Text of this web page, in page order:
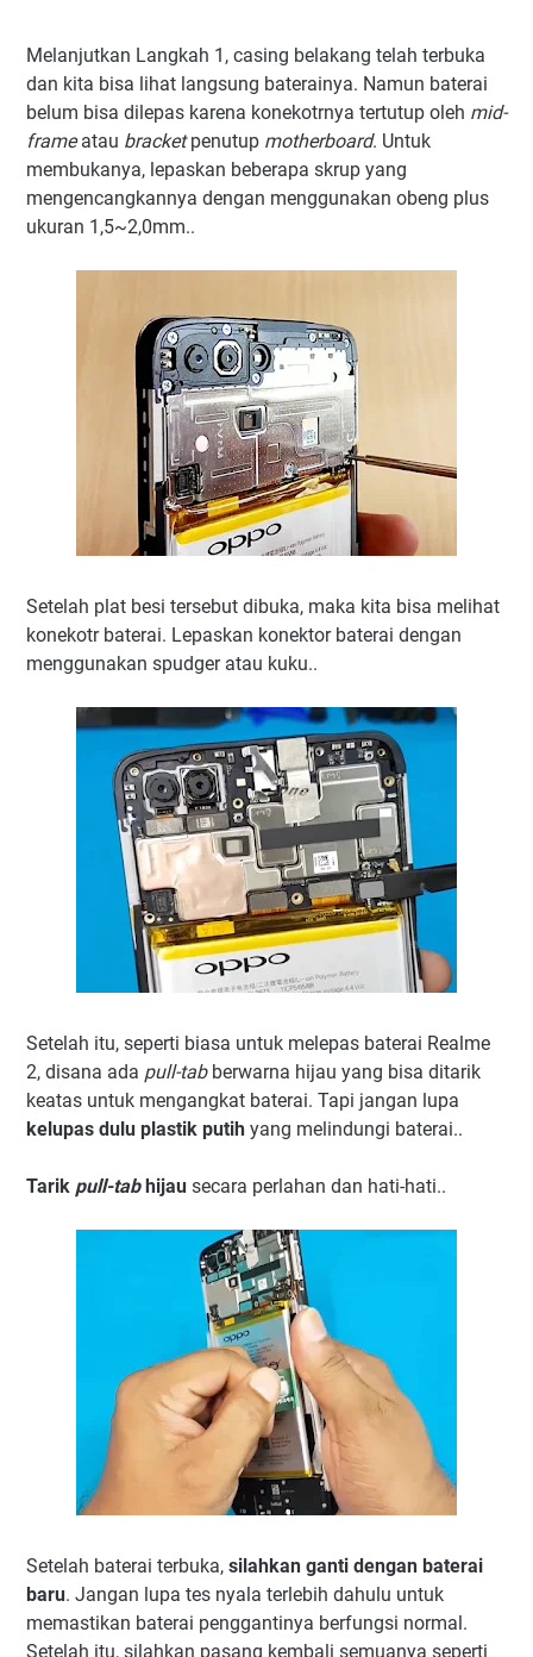
Melanjutkan Langkah 1, casing belakang telah terbuka
dan kita bisa lihat langsung baterainya. Namun baterai
belum bisa dilepas karena konekotrnya tertutup oleh mid-
frameatau bracketpenutup motherboard. Untuk
membukanya, lepaskan beberapa skrup yang
mengencangkannya dengan menggunakan obeng plus
ukuran 1,5~2,0mm..
Setelah plat besi tersebut dibuka, maka kita bisa melihat
konekotr baterai. Lepaskan konektor baterai dengan
menggunakan spudger atau kuku..
Setelah itu, seperti biasa untuk melepas baterai Realme
2, disana ada pull-tabberwarna hijau yang bisa ditarik
keatas untuk mengangkat baterai. Tapi jangan lupa
kelupas dulu plastik putih yang melindungi baterai..
Tarik pull-tabhijau secara perlahan dan hati-hati..
Setelah baterai terbuka, silahkan ganti dengan baterai
baru. Jangan lupa tes nyala terlebih dahulu untuk
memastikan baterai penggantinya berfungsi normal.
Setelah itu, silahkan pasang kembali semuanya seperti